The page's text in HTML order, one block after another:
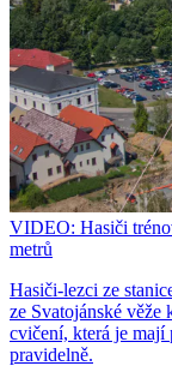
VIDEO: Hasiči
metrů
Hasiči-lezci ze
ze Svatojánské věže
cvičení, která je mají
pravidelně.